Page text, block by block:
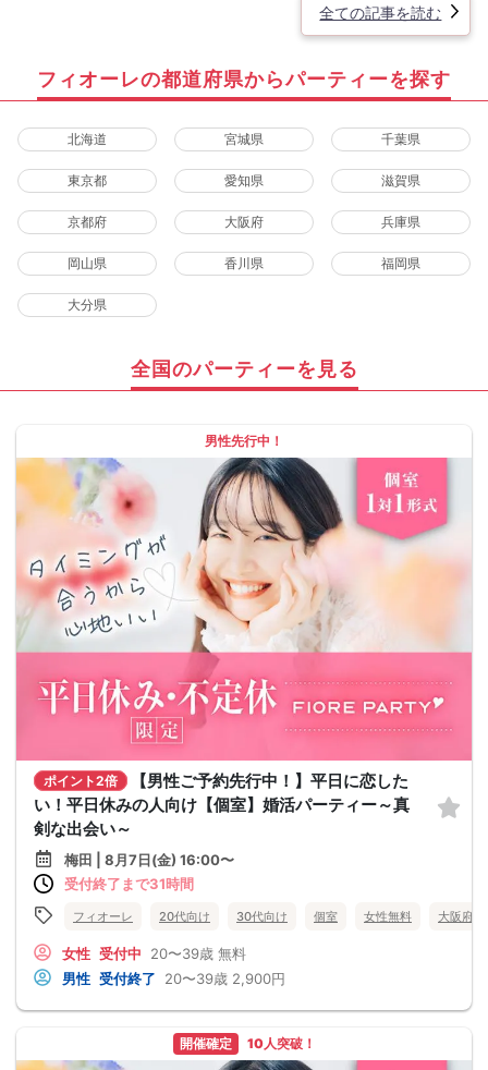
全ての記事を読む
フィオーレの都道府県からパーティーを探す
北海道 宮城県 千葉県
東京都 愛知県 滋賀県
京都府 大阪府 兵庫県
岡山県 香川県 福岡県
大分県
全国のパーティーを見る
男性先行中！
ポイント2倍
【男性ご予約先行中！】平日に恋した
い！平日休みの人向け【個室】婚活パーティー～真
剣な出会い～
梅田 | 8月7日(金) 16:00〜
受付終了まで31時間
フィオーレ 20代向け 30代向け 個室 女性無料 大阪府
女性 受付中 20〜39歳 無料
男性 受付終了 20〜39歳 2,900円
開催確定 10人突破！